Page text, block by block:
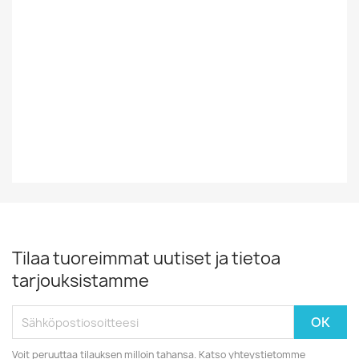
Tilaa tuoreimmat uutiset ja tietoa
tarjouksistamme
Voit peruuttaa tilauksen milloin tahansa. Katso yhteystietomme